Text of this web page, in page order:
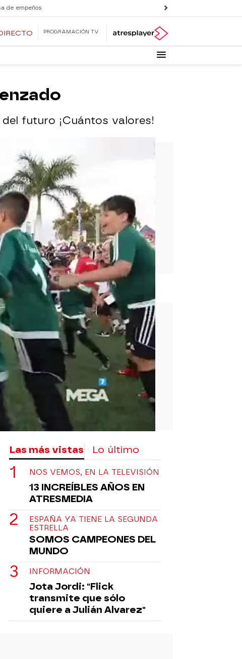
de empeños
PROGRAMACIÓN TV
futuro ¡Cuántos valores!
Las más vistas Lo último
NOS VEMOS, EN LA TELEVISIÓN
13 INCREÍBLES AÑOS EN
ATRESMEDIA
ESPAÑA YA TIENE LA SEGUNDA
ESTRELLA
SOMOS CAMPEONES DEL
MUNDO
INFORMACIÓN
Jota Jordi: "Flick
transmite que sólo
quiere a Julián Alvarez"